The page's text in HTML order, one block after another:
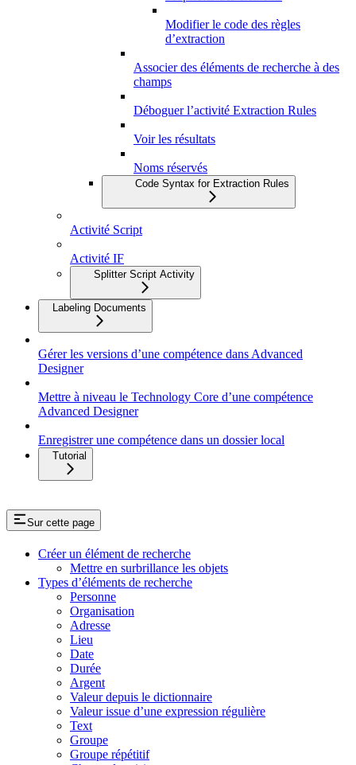
Modifier le code des règles
d’extraction
Associer des éléments de recherche à des
champs
Déboguer l’activité Extraction Rules
Voir les résultats
Noms réservés
Code Syntax for Extraction Rules
Activité Script
Activité IF
Splitter Script Activity
Labeling Documents
Gérer les versions d’une compétence dans Advanced
Designer
Mettre à niveau le Technology Core d’une compétence
Advanced Designer
Enregistrer une compétence dans un dossier local
Tutorial
Sur cette page
Créer un élément de recherche
Mettre en surbrillance les objets
Types d’éléments de recherche
Personne
Organisation
Adresse
Lieu
Date
Durée
Argent
Valeur depuis le dictionnaire
Valeur issue d’une expression régulière
Text
Groupe
Groupe répétitif